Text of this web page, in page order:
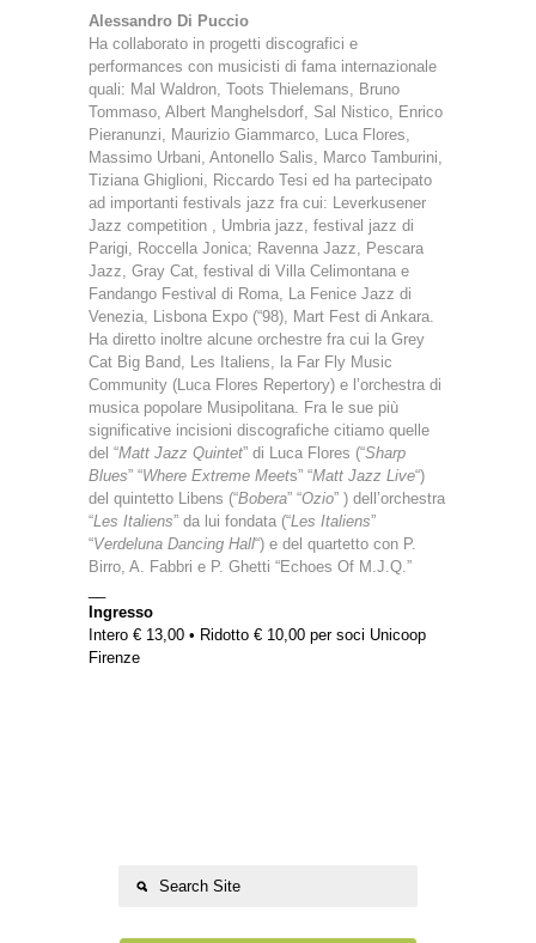
Alessandro Di Puccio
Ha collaborato in progetti discografici e
performances con musicisti di fama internazionale
quali: Mal Waldron, Toots Thielemans, Bruno
Tommaso, Albert Manghelsdorf, Sal Nistico, Enrico
Pieranunzi, Maurizio Giammarco, Luca Flores,
Massimo Urbani, Antonello Salis, Marco Tamburini,
Tiziana Ghiglioni, Riccardo Tesi ed ha partecipato
ad importanti festivals jazz fra cui: Leverkusener
Jazz competition , Umbria jazz, festival jazz di
Parigi, Roccella Jonica; Ravenna Jazz, Pescara
Jazz, Gray Cat, festival di Villa Celimontana e
Fandango Festival di Roma, La Fenice Jazz di
Venezia, Lisbona Expo (“98), Mart Fest di Ankara.
Ha diretto inoltre alcune orchestre fra cui la Grey
Cat Big Band, Les Italiens, la Far Fly Music
Community (Luca Flores Repertory) e l’orchestra di
musica popolare Musipolitana. Fra le sue più
significative incisioni discografiche citiamo quelle
del “Matt Jazz Quintet” di Luca Flores (“Sharp
Blues” “Where Extreme Meets” “Matt Jazz Live“)
del quintetto Libens (“Bobera” “Ozio” ) dell’orchestra
“Les Italiens” da lui fondata (“Les Italiens”
“Verdeluna Dancing Hall“) e del quartetto con P.
Birro, A. Fabbri e P. Ghetti “Echoes Of M.J.Q.”
Ingresso
Intero € 13,00 • Ridotto € 10,00 per soci Unicoop
Firenze